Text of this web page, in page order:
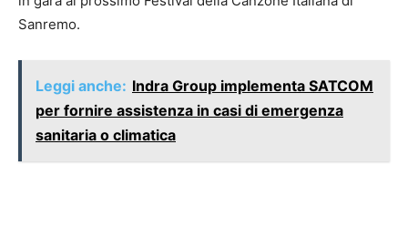
Sanremo.
Leggi anche: Indra Group implementa SATCOM
per fornire assistenza in casi di emergenza
sanitaria o climatica